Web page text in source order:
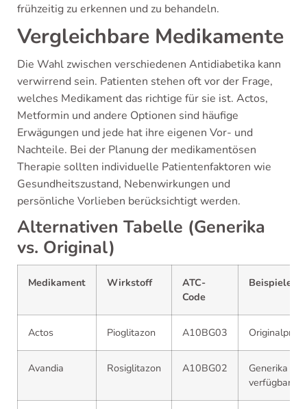
frühzeitig zu erkennen und zu behandeln.
Vergleichbare Medikamente
Die Wahl zwischen verschiedenen Antidiabetika kann
verwirrend sein. Patienten stehen oft vor der Frage,
welches Medikament das richtige für sie ist. Actos,
Metformin und andere Optionen sind häufige
Erwägungen und jede hat ihre eigenen Vor- und
Nachteile. Bei der Planung der medikamentösen
Therapie sollten individuelle Patientenfaktoren wie
Gesundheitszustand, Nebenwirkungen und
persönliche Vorlieben berücksichtigt werden.
Alternativen Tabelle (Generika
vs. Original)
Medikament Wirkstoff
ATC-
Code
Beispiele
Actos Pioglitazon A10BG03
Avandia Rosiglitazon A10BG02
Generika
verfügbar